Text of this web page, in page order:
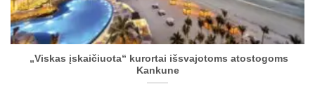
„Viskas įskaičiuota“ kurortai išsvajotoms atostogoms
Kankune